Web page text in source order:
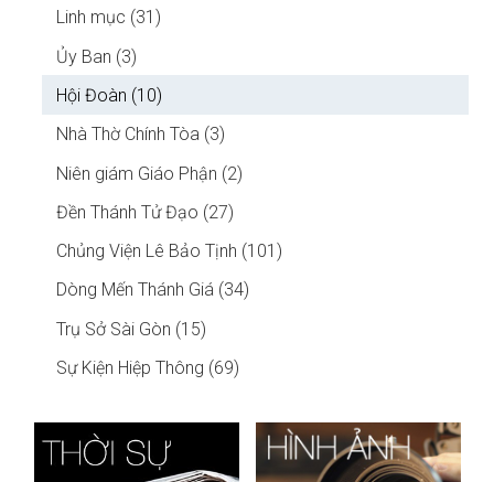
Linh mục (31)
Ủy Ban (3)
Hội Đoàn (10)
Nhà Thờ Chính Tòa (3)
Niên giám Giáo Phận (2)
Đền Thánh Tử Đạo (27)
Chủng Viện Lê Bảo Tịnh (101)
Dòng Mến Thánh Giá (34)
Trụ Sở Sài Gòn (15)
Sự Kiện Hiệp Thông (69)